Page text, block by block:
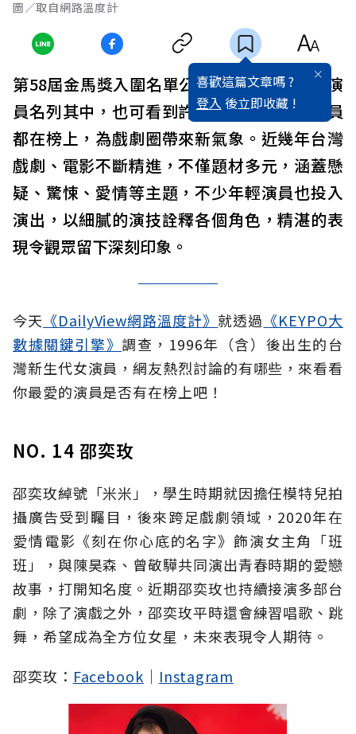
圖／取自網路溫度計
喜歡這篇文章嗎 ?
登入 後立即收藏 !
第58屆金馬獎入圍名單公布，除了多位資深演
員名列其中，也可看到許多新一代的優秀演員
都在榜上，為戲劇圈帶來新氣象。近幾年台灣
戲劇、電影不斷精進，不僅題材多元，涵蓋懸
疑、驚悚、愛情等主題，不少年輕演員也投入
演出，以細膩的演技詮釋各個角色，精湛的表
現令觀眾留下深刻印象。
今天 《DailyView網路溫度計》 就透過 《KEYPO大
數據關鍵引擎》調查，1996年（含）後出生的台
灣新生代女演員，網友熱烈討論的有哪些，來看看
你最愛的演員是否有在榜上吧！
NO. 14 邵奕玫
邵奕玫綽號「米米」，學生時期就因擔任模特兒拍
攝廣告受到矚目，後來跨足戲劇領域，2020年在
愛情電影《刻在你心底的名字》飾演女主角「班
班」，與陳昊森、曾敬驊共同演出青春時期的愛戀
故事，打開知名度。近期邵奕玫也持續接演多部台
劇，除了演戲之外，邵奕玫平時還會練習唱歌、跳
舞，希望成為全方位女星，未來表現令人期待。
邵奕玫： Facebook ｜ Instagram